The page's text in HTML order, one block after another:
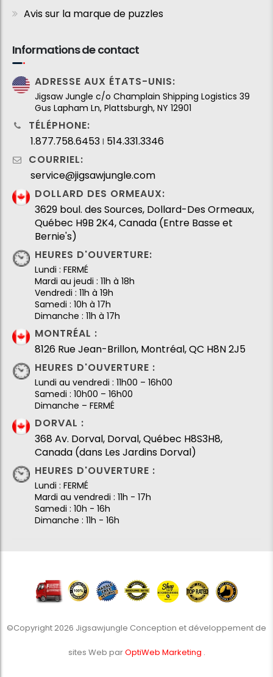
Avis sur la marque de puzzles
Informations de contact
ADRESSE AUX ÉTATS-UNIS:
Jigsaw Jungle c/o Champlain Shipping Logistics 39
Gus Lapham Ln, Plattsburgh, NY 12901
TÉLÉPHONE:
1.877.758.6453 I 514.331.3346
COURRIEL:
service@jigsawjungle.com
DOLLARD DES ORMEAUX:
3629 boul. des Sources, Dollard-Des Ormeaux,
Québec H9B 2K4, Canada (Entre Basse et
Bernie's)
HEURES D'OUVERTURE:
Lundi : FERMÉ
Mardi au jeudi : 11h à 18h
Vendredi : 11h à 19h
Samedi : 10h à 17h
Dimanche : 11h à 17h
MONTRÉAL :
8126 Rue Jean-Brillon, Montréal, QC H8N 2J5
HEURES D'OUVERTURE :
Lundi au vendredi : 11h00 – 16h00
Samedi : 10h00 – 16h00
Dimanche – FERMÉ
DORVAL :
368 Av. Dorval, Dorval, Québec H8S3H8,
Canada (dans Les Jardins Dorval)
HEURES D'OUVERTURE :
Lundi : FERMÉ
Mardi au vendredi : 11h - 17h
Samedi : 10h - 16h
Dimanche : 11h - 16h
©Copyright 2026 Jigsawjungle Conception et développement de
sites Web parOptiWeb Marketing .